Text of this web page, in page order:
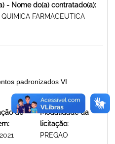
- Nome do(a) contratado(a):
FARMACEUTICA
padronizados VI
de
Modalidade da
licitação:
PREGAO